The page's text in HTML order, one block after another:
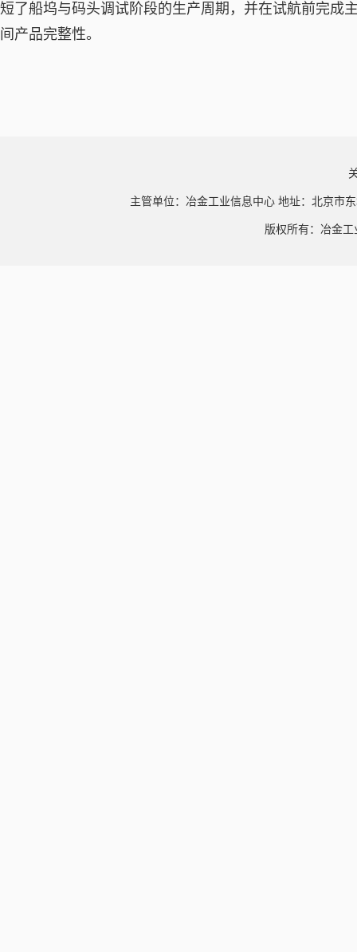
短了船坞与码头调试阶段的生产周期，并在试航前完成
间产品完整性。
主管单位：冶金工业信息中心 地址：北京市
版权所有：冶金